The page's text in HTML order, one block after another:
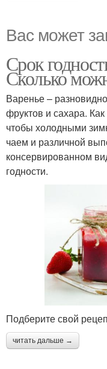
Вас может
Срок
Сколько
Варенье –
фруктов и сахара.
чтобы холодными
чаем и различной
консервированном
годности.
Подберите свой
читать дальше →